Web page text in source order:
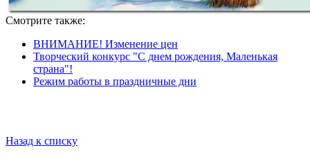
Смотрите также:
ВНИМАНИЕ! Изменение цен
Творческий конкурс "С днем рождения, Маленькая
страна"!
Режим работы в праздничные дни
Назад к списку